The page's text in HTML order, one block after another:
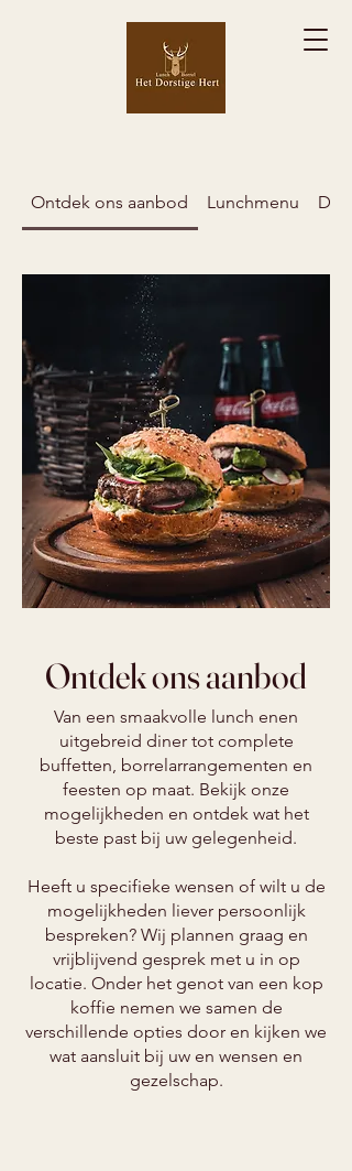
Ontdek ons aanbod Lunchmenu
Ontdek ons aanbod
Van een smaakvolle lunch enen
uitgebreid diner tot complete
buffetten, borrelarrangementen en
feesten op maat. Bekijk onze
mogelijkheden en ontdek wat het
beste past bij uw gelegenheid.
Heeft u specifieke wensen of wilt u de
mogelijkheden liever persoonlijk
bespreken? Wij plannen graag en
vrijblijvend gesprek met u in op
locatie. Onder het genot van een kop
koffie nemen we samen de
verschillende opties door en kijken we
wat aansluit bij uw en wensen en
gezelschap.